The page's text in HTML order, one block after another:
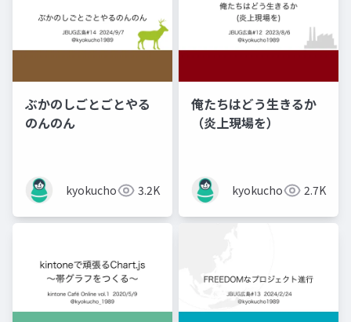
ぶかのしごとごとやる
のんのん
kyokucho19893.2K
俺たちはどう生きるか
（炎上現場を）
kyokucho19892.7K